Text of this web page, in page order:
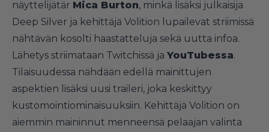
näyttelijätär Mica Burton, minkä lisäksi julkaisija
Deep Silver ja kehittäjä Volition lupailevat striimissä
nähtävän kosolti haastatteluja sekä uutta infoa.
Lähetys striimataan Twitchissä ja YouTubessa.
Tilaisuudessa nähdään edellä mainittujen
aspektien lisäksi uusi traileri, joka keskittyy
kustomointiominaisuuksiin. Kehittäjä Volition on
aiemmin maininnut menneensä pelaajan valinta